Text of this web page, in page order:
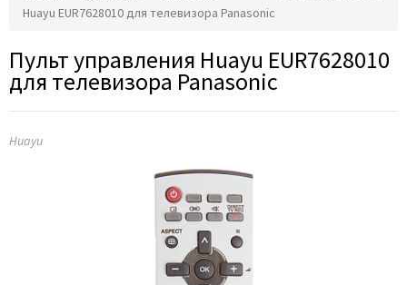
Huayu EUR7628010 для телевизора Panasonic
Пульт управления Huayu EUR7628010
для телевизора Panasonic
Huayu